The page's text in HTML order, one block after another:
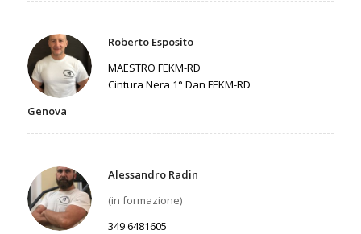
Roberto Esposito
MAESTRO FEKM-RD
Cintura Nera 1° Dan FEKM-RD
Genova
Alessandro Radin
(in formazione)
349 6481605